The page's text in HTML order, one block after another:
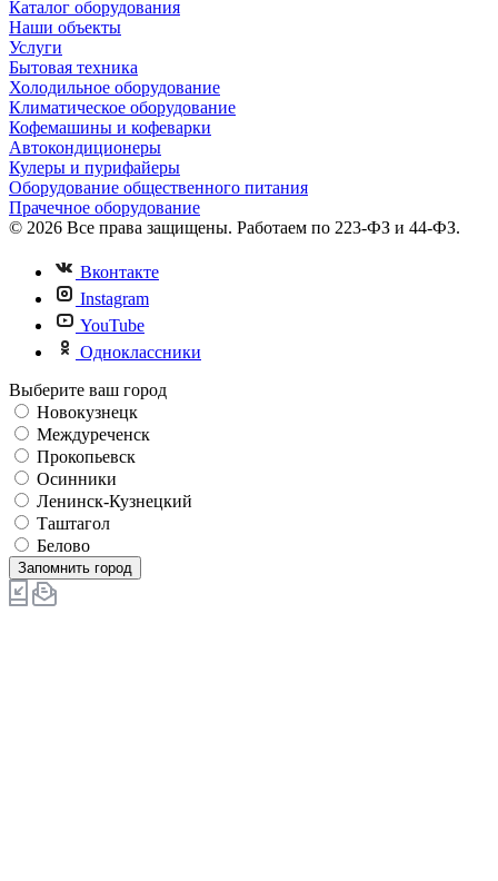
Каталог оборудования
Наши объекты
Услуги
Бытовая техника
Холодильное оборудование
Климатическое оборудование
Кофемашины и кофеварки
Автокондиционеры
Кулеры и пурифайеры
Оборудование общественного питания
Прачечное оборудование
© 2026 Все права защищены. Работаем по 223-ФЗ и 44-ФЗ.
Вконтакте
Instagram
YouTube
Одноклассники
Выберите ваш город
Новокузнецк
Междуреченск
Прокопьевск
Осинники
Ленинск-Кузнецкий
Таштагол
Белово
Запомнить город